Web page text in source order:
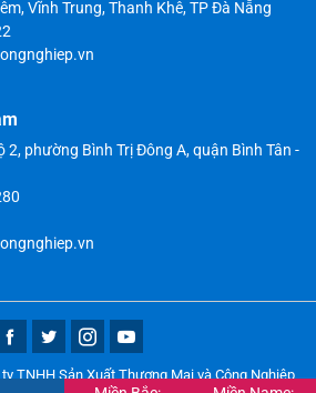
Vĩnh Trung, Thanh Khê, TP Đà Nẵng
phường Bình Trị Đông A, quận Bình Tân -
TNHH Sản Xuất Thương Mại và Công Nghiệp